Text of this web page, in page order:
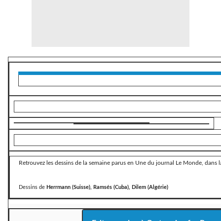
Retrouvez les dessins de la semaine parus en Une du journal Le Monde, dans
Dessins de Herrmann (Suisse), Ramsés (Cuba), Dilem (Algérie)